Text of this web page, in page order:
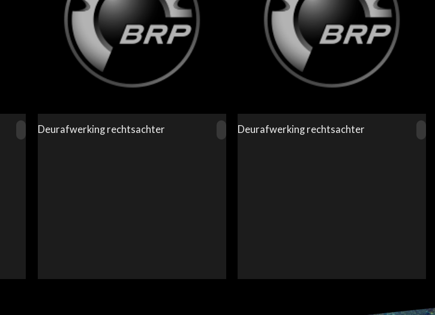
Deurafwerking rechtsachter Deurafwerking rechtsachter